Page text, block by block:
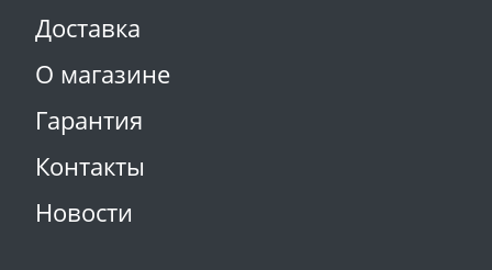
Доставка
О магазине
Гарантия
Контакты
Новости